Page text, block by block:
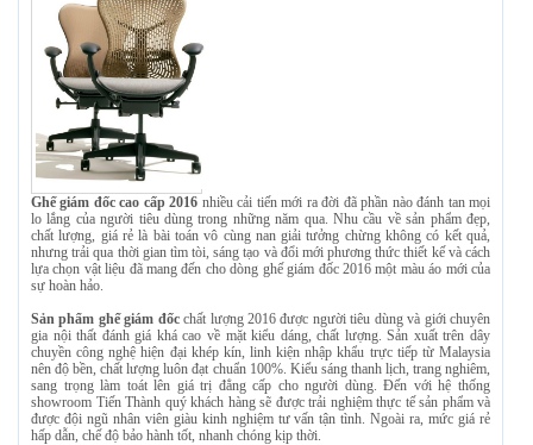
Ghế giám đốc cao cấp 2016 nhiều cải tiến mới ra đời đã phần nào đánh tan mọi
lo lắng của người tiêu dùng trong những năm qua. Nhu cầu về sản phẩm đẹp,
chất lượng, giá rẻ là bài toán vô cùng nan giải tưởng chừng không có kết quả,
nhưng trải qua thời gian tìm tòi, sáng tạo và đổi mới phương thức thiết kế và cách
lựa chọn vật liệu đã mang đến cho dòng ghế giám đốc 2016 một màu áo mới của
sự hoàn hảo.
Sản phẩm ghế giám đốcchất lượng 2016 được người tiêu dùng và giới chuyên
gia nội thất đánh giá khá cao về mặt kiểu dáng, chất lượng. Sản xuất trên dây
chuyền công nghệ hiện đại khép kín, linh kiện nhập khẩu trực tiếp từ Malaysia
nên độ bền, chất lượng luôn đạt chuẩn 100%. Kiểu sáng thanh lịch, trang nghiêm,
sang trọng làm toát lên giá trị đẳng cấp cho người dùng. Đến với hệ thống
showroom Tiến Thành quý khách hàng sẽ được trải nghiệm thực tế sản phẩm và
được đội ngũ nhân viên giàu kinh nghiệm tư vấn tận tình. Ngoài ra, mức giá rẻ
hấp dẫn, chế độ bảo hành tốt, nhanh chóng kịp thời.